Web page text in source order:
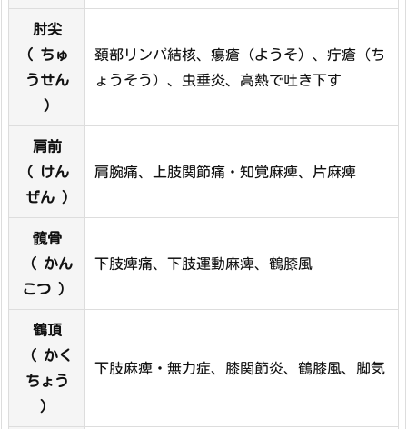
肘尖
( ちゅ
うせん
)
頚部リンパ結核、瘍瘡（ようそ）、疔瘡（ち
ょうそう）、虫垂炎、高熱で吐き下す
肩前
( けん
ぜん )
肩腕痛、上肢関節痛・知覚麻痺、片麻痺
髖骨
（ かん
こつ ）
下肢痺痛、下肢運動麻痺、鶴膝風
鶴頂
（ かく
ちょう
）
下肢麻痺・無力症、膝関節炎、鶴膝風、脚気